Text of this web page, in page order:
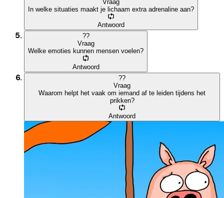
Vraag
In welke situaties maakt je lichaam extra adrenaline aan?
Antwoord
??
Vraag
Welke emoties kunnen mensen voelen?
Antwoord
??
Vraag
Waarom helpt het vaak om iemand af te leiden tijdens het
prikken?
Antwoord